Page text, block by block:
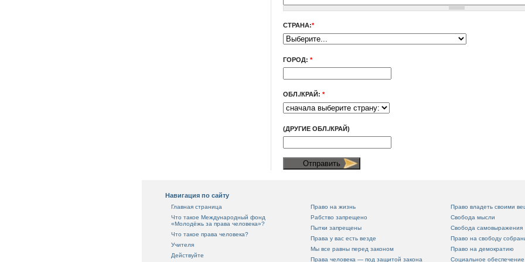
СТРАНА:*
ГОРОД: *
ОБЛ./КРАЙ: *
(ДРУГИЕ ОБЛ./КРАЙ)
Навигация по сайту
Главная страница
Что такое Международный фонд
«Молодёжь за права человека»?
Что такое права человека?
Учителя
Действуйте
Право на жизнь
Рабство запрещено
Пытки запрещены
Права у вас есть везде
Мы все равны перед законом
Права человека — под защитой закона
Право владеть своими
Свобода мысли
Свобода самовыражения
Право на свободу
Право на демократию
Социальное обеспечение